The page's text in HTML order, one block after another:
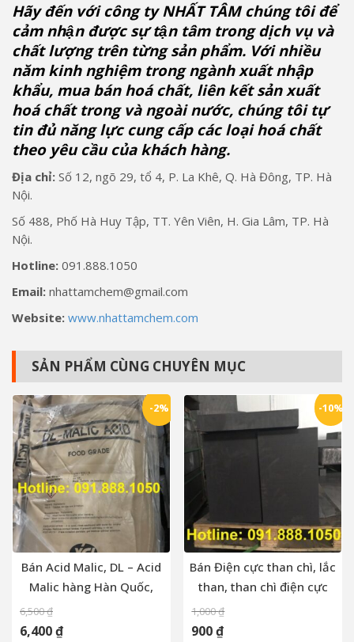
Hãy đến với công ty NHẤT TÂM chúng tôi để
cảm nhận được sự tận tâm trong dịch vụ và
chất lượng trên từng sản phẩm. Với nhiều
năm kinh nghiệm trong ngành xuất nhập
khẩu, mua bán hoá chất, liên kết sản xuất
hoá chất trong và ngoài nước, chúng tôi tự
tin đủ năng lực cung cấp các loại hoá chất
theo yêu cầu của khách hàng.
Địa chỉ: Số 12, ngõ 29, tổ 4, P. La Khê, Q. Hà Đông, TP. Hà
Nội.
Số 488, Phố Hà Huy Tập, TT. Yên Viên, H. Gia Lâm, TP. Hà
Nội.
Hotline: 091.888.1050
Email: nhattamchem@gmail.com
Website: www.nhattamchem.com
SẢN PHẨM CÙNG CHUYÊN MỤC
-2%
Bán Acid Malic, DL – Acid
Malic hàng Hàn Quốc,
Acid Malic Korea
6,500₫
6,400₫
-10%
Bán Điện cực than chì, lắc
than, than chì điện cực
1,000₫
900₫